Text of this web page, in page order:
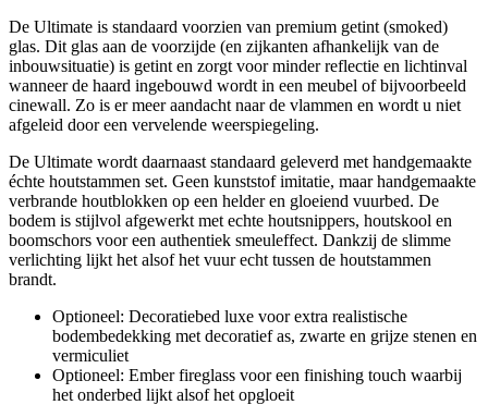
De Ultimate is standaard voorzien van premium getint (smoked)
glas. Dit glas aan de voorzijde (en zijkanten afhankelijk van de
inbouwsituatie) is getint en zorgt voor minder reflectie en lichtinval
wanneer de haard ingebouwd wordt in een meubel of bijvoorbeeld
cinewall. Zo is er meer aandacht naar de vlammen en wordt u niet
afgeleid door een vervelende weerspiegeling.
De Ultimate wordt daarnaast standaard geleverd met handgemaakte
échte houtstammen set. Geen kunststof imitatie, maar handgemaakte
verbrande houtblokken op een helder en gloeiend vuurbed. De
bodem is stijlvol afgewerkt met echte houtsnippers, houtskool en
boomschors voor een authentiek smeuleffect. Dankzij de slimme
verlichting lijkt het alsof het vuur echt tussen de houtstammen
brandt.
Optioneel: Decoratiebed luxe voor extra realistische
bodembedekking met decoratief as, zwarte en grijze stenen en
vermiculiet
Optioneel: Ember fireglass voor een finishing touch waarbij
het onderbed lijkt alsof het opgloeit